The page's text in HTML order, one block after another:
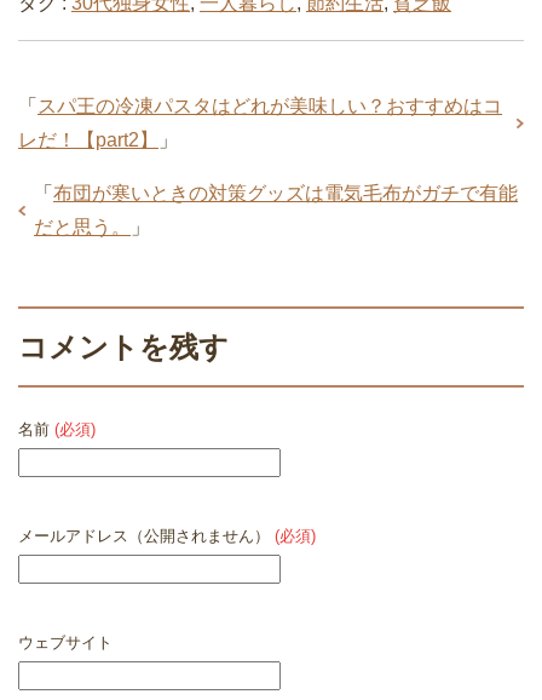
「 スパ王の冷凍パスタはどれが美味しい？おすすめはコ
レだ！【part2】
」
「 布団が寒いときの対策グッズは電気毛布がガチで有能
だと思う。
」
コメントを残す
名前 (必須)
メールアドレス（公開されません） (必須)
ウェブサイト